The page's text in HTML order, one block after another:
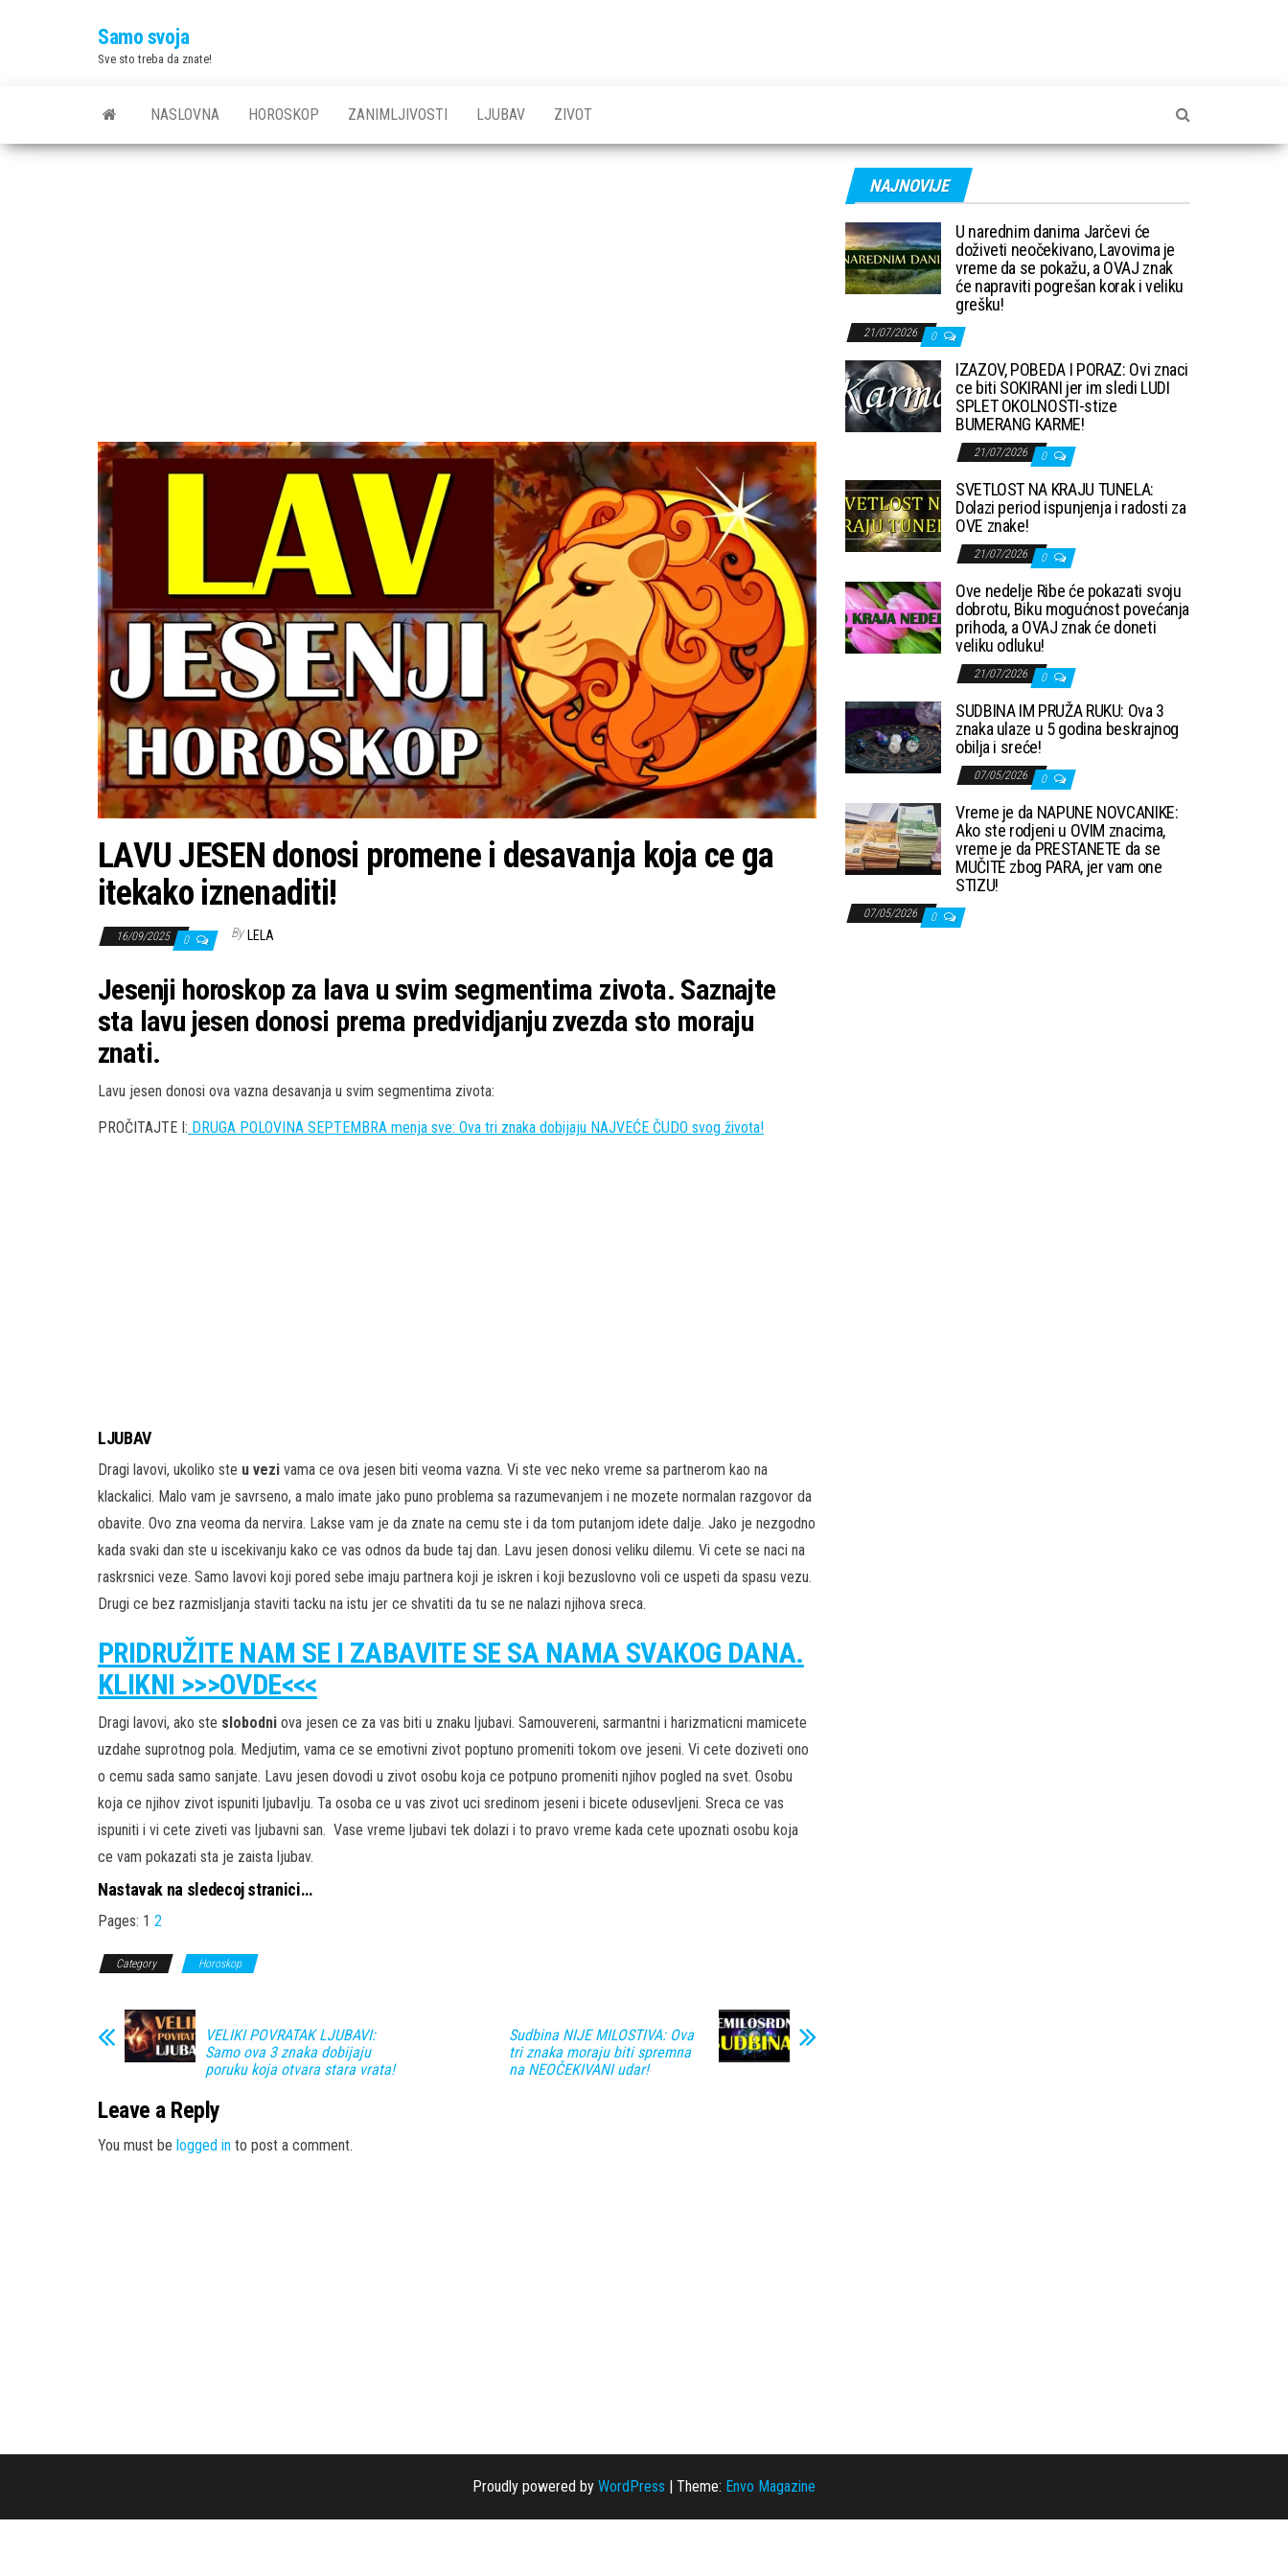
Samo svoja
Sve sto treba da znate!
NASLOVNA HOROSKOP ZANIMLJIVOSTI LJUBAV ZIVOT
LAVU JESEN donosi promene i desavanja koja ce ga
itekako iznenaditi!
16/09/2025 0 By LELA
Jesenji horoskop za lava u svim segmentima zivota. Saznajte
sta lavu jesen donosi prema predvidjanju zvezda sto moraju
znati.
Lavu jesen donosi ova vazna desavanja u svim segmentima zivota:
PROČITAJTE I: DRUGA POLOVINA SEPTEMBRA menja sve: Ova tri znaka dobijaju NAJVEĆE ČUDO svog života!
LJUBAV
Dragi lavovi, ukoliko ste u vezi vama ce ova jesen biti veoma vazna. Vi ste vec neko vreme sa partnerom kao na
klackalici. Malo vam je savrseno, a malo imate jako puno problema sa razumevanjem i ne mozete normalan razgovor da
obavite. Ovo zna veoma da nervira. Lakse vam je da znate na cemu ste i da tom putanjom idete dalje. Jako je nezgodno
kada svaki dan ste u iscekivanju kako ce vas odnos da bude taj dan. Lavu jesen donosi veliku dilemu. Vi cete se naci na
raskrsnici veze. Samo lavovi koji pored sebe imaju partnera koji je iskren i koji bezuslovno voli ce uspeti da spasu vezu.
Drugi ce bez razmisljanja staviti tacku na istu jer ce shvatiti da tu se ne nalazi njihova sreca.
PRIDRUŽITE NAM SE I ZABAVITE SE SA NAMA SVAKOG DANA.
KLIKNI >>>OVDE<<<
Dragi lavovi, ako ste slobodni ova jesen ce za vas biti u znaku ljubavi. Samouvereni, sarmantni i harizmaticni mamicete
uzdahe suprotnog pola. Medjutim, vama ce se emotivni zivot poptuno promeniti tokom ove jeseni. Vi cete doziveti ono
o cemu sada samo sanjate. Lavu jesen dovodi u zivot osobu koja ce potpuno promeniti njihov pogled na svet. Osobu
koja ce njihov zivot ispuniti ljubavlju. Ta osoba ce u vas zivot uci sredinom jeseni i bicete odusevljeni. Sreca ce vas
ispuniti i vi cete ziveti vas ljubavni san. Vase vreme ljubavi tek dolazi i to pravo vreme kada cete upoznati osobu koja
ce vam pokazati sta je zaista ljubav.
Nastavak na sledecoj stranici…
Pages: 1 2
Category Horoskop
VELIKI POVRATAK LJUBAVI:
Samo ova 3 znaka dobijaju
poruku koja otvara stara vrata!
Sudbina NIJE MILOSTIVA: Ova
tri znaka moraju biti spremna
na NEOČEKIVANI udar!
Leave a Reply
You must be logged in to post a comment.
NAJNOVIJE
U narednim danima Jarčevi će
doživeti neočekivano, Lavovima je
vreme da se pokažu, a OVAJ znak
će napraviti pogrešan korak i veliku
grešku!
21/07/2026 0
IZAZOV, POBEDA I PORAZ: Ovi znaci
ce biti SOKIRANI jer im sledi LUDI
SPLET OKOLNOSTI-stize
BUMERANG KARME!
21/07/2026 0
SVETLOST NA KRAJU TUNELA:
Dolazi period ispunjenja i radosti za
OVE znake!
21/07/2026 0
Ove nedelje Ribe će pokazati svoju
dobrotu, Biku mogućnost povećanja
prihoda, a OVAJ znak će doneti
veliku odluku!
21/07/2026 0
SUDBINA IM PRUŽA RUKU: Ova 3
znaka ulaze u 5 godina beskrajnog
obilja i sreće!
07/05/2026 0
Vreme je da NAPUNE NOVCANIKE:
Ako ste rodjeni u OVIM znacima,
vreme je da PRESTANETE da se
MUČITE zbog PARA, jer vam one
STIZU!
07/05/2026 0
Proudly powered by WordPress | Theme: Envo Magazine